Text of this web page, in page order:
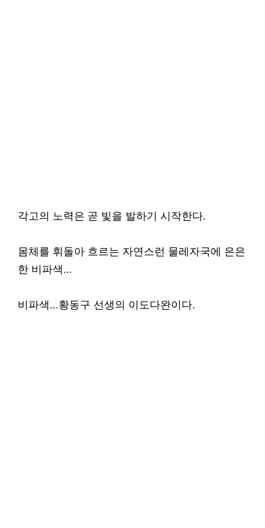
각고의 노력은 곧 빛을 발하기 시작한다.
몸체를 휘돌아 흐르는 자연스런 물레자국에 은은
한 비파색...
비파색...황동구 선생의 이도다완이다.